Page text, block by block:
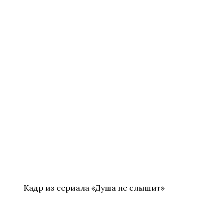
Кадр из сериала «Душа не слышит»